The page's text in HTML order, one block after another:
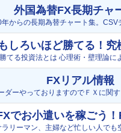
外国為替FX長期チャ
からの長期為替チャート集。CSV
しろいほど勝てる！究
てる投資法とは 心理術・壁理論に
FXリアル情報
ダーやっておりますのでＦＸに関
でお小遣いを稼ごう
ラリーマン、主婦など忙しい人で